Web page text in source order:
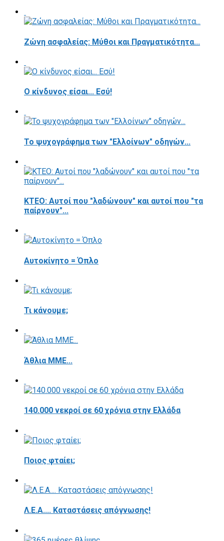
Ζώνη ασφαλείας: Μύθοι και Πραγματικότητα...
Ο κίνδυνος είσαι... Εσύ!
Το ψυχογράφημα των "Ελλοίνων" οδηγών...
ΚΤΕΟ: Αυτοί που "λαδώνουν" και αυτοί που "τα
παίρνουν"...
Αυτοκίνητο = Όπλο
Τι κάνουμε;
Άθλια ΜΜΕ...
140.000 νεκροί σε 60 χρόνια στην Ελλάδα
Ποιος φταίει;
Λ.Ε.Α.... Καταστάσεις απόγνωσης!